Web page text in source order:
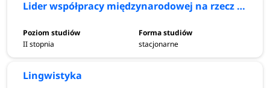
Lider współpracy międzynarodowej na rzecz zielonej transformacji
II stopnia stacjonarne
Lingwistyka